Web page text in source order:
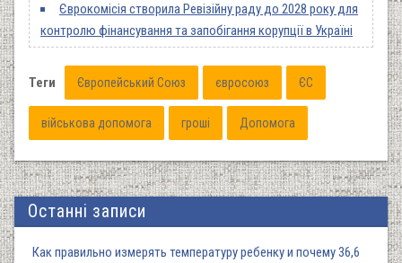
Єврокомісія створила Ревізійну раду до 2028 року для
контролю фінансування та запобігання корупції в Україні
Теги Європейський Союз євросоюз ЄС
військова допомога гроші Допомога
Останні записи
Как правильно измерять температуру ребенку и почему 36,6